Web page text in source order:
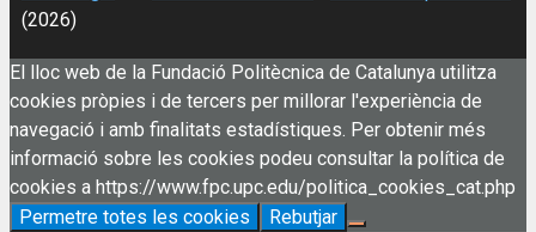
(2026)
El lloc web de la Fundació Politècnica de Catalunya utilitza
cookies pròpies i de tercers per millorar l'experiència de
navegació i amb finalitats estadístiques. Per obtenir més
informació sobre les cookies podeu consultar la política de
cookies a https://www.fpc.upc.edu/politica_cookies_cat.php
Permetre totes les cookies
Rebutjar